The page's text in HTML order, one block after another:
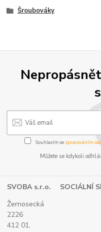
Šroubováky
Souhlasím se zpracováním
Můžete se kdykoli
SVOBA s.r.o. SOCIÁLNÍ
Žernosecká
2226
412 01,